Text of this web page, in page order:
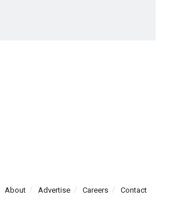
About Advertise Careers Contact